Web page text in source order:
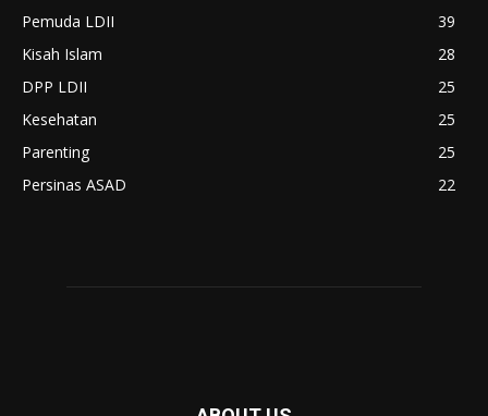
Pemuda LDII
39
Kisah Islam
28
DPP LDII
25
Kesehatan
25
Parenting
25
Persinas ASAD
22